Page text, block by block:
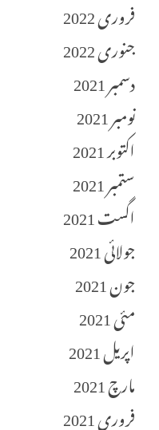
فروری 2022
جنوری 2022
دسمبر 2021
نومبر 2021
اکتوبر 2021
ستمبر 2021
اگست 2021
جولائی 2021
جون 2021
مئی 2021
اپریل 2021
مارچ 2021
فروری 2021